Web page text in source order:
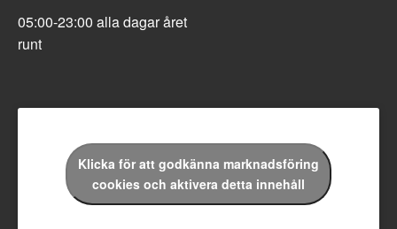
05:00-23:00 alla dagar året
runt
Klicka för att godkänna marknadsföring
cookies och aktivera detta innehåll